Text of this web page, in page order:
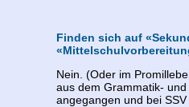
Finden sich auf
Nein. (Oder im
aus dem Grammatik-
angegangen und bei